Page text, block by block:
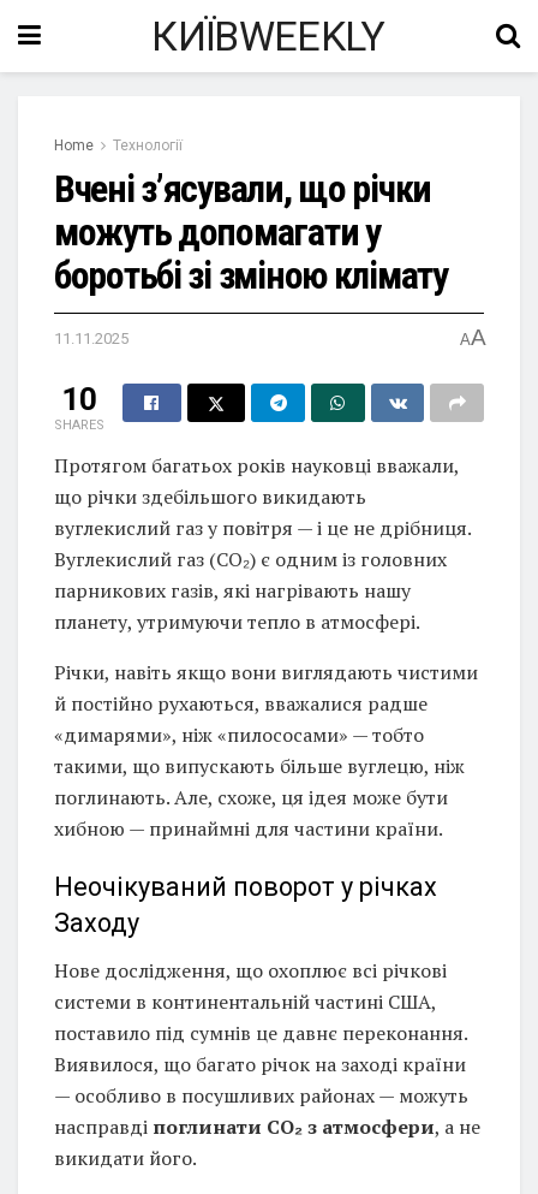
КИЇВWEEKLY
Home Технології
Вчені з’ясували, що річки
можуть допомагати у
боротьбі зі зміною клімату
11.11.2025 AA
10
SHARES
Протягом багатьох років науковці вважали,
що річки здебільшого викидають
вуглекислий газ у повітря — і це не дрібниця.
Вуглекислий газ (CO₂) є одним із головних
парникових газів, які нагрівають нашу
планету, утримуючи тепло в атмосфері.
Річки, навіть якщо вони виглядають чистими
й постійно рухаються, вважалися радше
«димарями», ніж «пилососами» — тобто
такими, що випускають більше вуглецю, ніж
поглинають. Але, схоже, ця ідея може бути
хибною — принаймні для частини країни.
Неочікуваний поворот у річках
Заходу
Нове дослідження, що охоплює всі річкові
системи в континентальній частині США,
поставило під сумнів це давнє переконання.
Виявилося, що багато річок на заході країни
— особливо в посушливих районах — можуть
насправді поглинати CO₂ з атмосфери, а не
викидати його.